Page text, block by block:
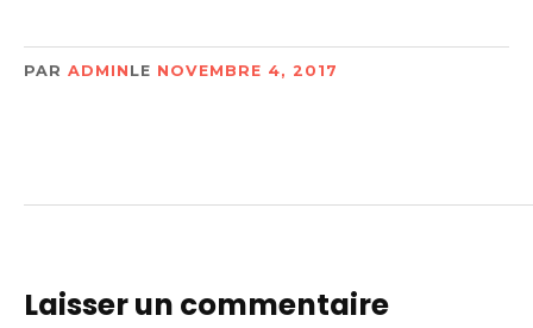
PAR ADMIN LE NOVEMBRE 4, 2017
Laisser un commentaire